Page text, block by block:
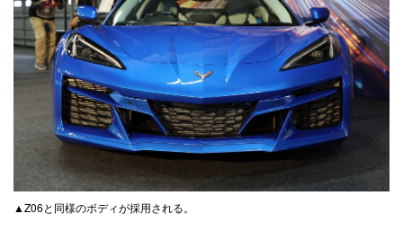
▲Z06と同様のボディが採用される。